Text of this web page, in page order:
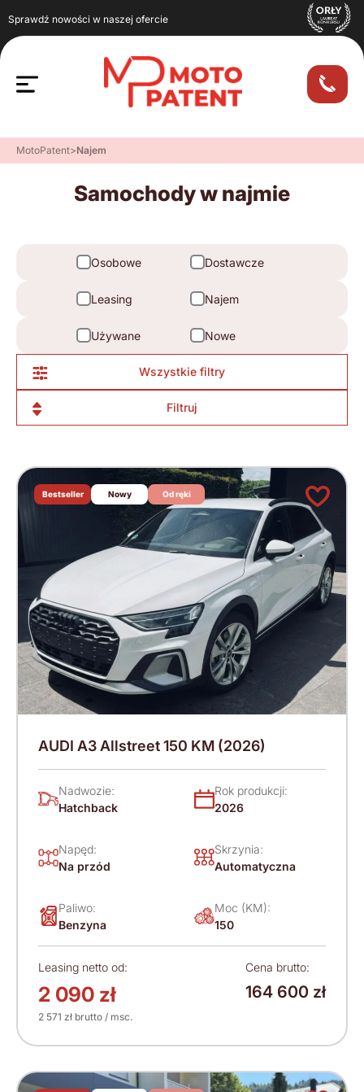
Sprawdź nowości w naszej ofercie
MotoPatent>Najem
Samochody w najmie
Osobowe Dostawcze
Leasing Najem
Używane Nowe
Wszystkie filtry
Filtruj
Bestseller Nowy Od ręki
AUDI A3 Allstreet 150 KM (2026)
Nadwozie:
Hatchback
Rok produkcji:
2026
Napęd:
Na przód
Skrzynia:
Automatyczna
Paliwo:
Benzyna
Moc (KM):
150
Leasing netto od:
2 090 zł
2 571 zł brutto / msc.
Cena brutto:
164 600 zł